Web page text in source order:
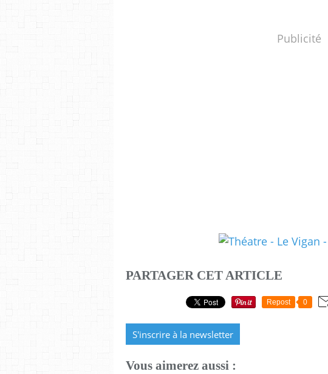
Publicité
PARTAGER CET ARTICLE
Repost 0
S'inscrire à la newsletter
Vous aimerez aussi :